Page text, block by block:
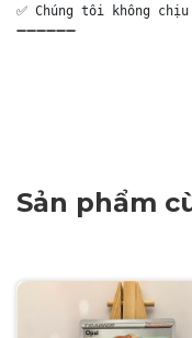
✅ Chúng tôi không
➖➖➖➖➖➖
Sản phẩm